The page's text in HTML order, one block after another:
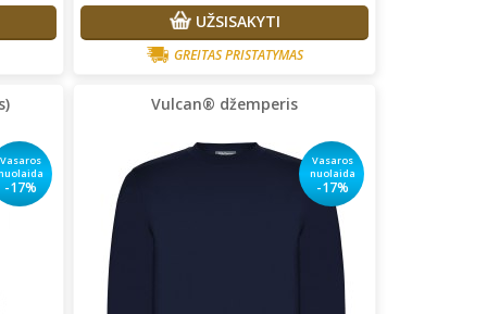
UŽSISAKYTI
GREITAS PRISTATYMAS
Vasaros
-17%
Vulcan® džemperis
Vasaros
nuolaida
-17%